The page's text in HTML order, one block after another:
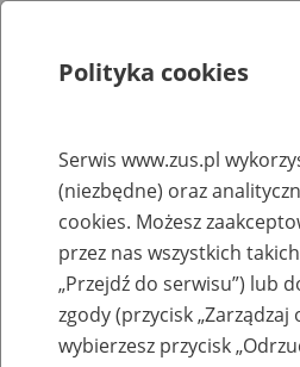
Rejestry, ewidencje i archiwa
Baza
przekształconych
Polityka cookies
Serwis www.zus.pl
(niezbędne) oraz
cookies. Możesz
przez nas wszystkich
„Przejdź do serwisu”) lub
zgody (przycisk „Zarządzaj
wybierzesz przycisk